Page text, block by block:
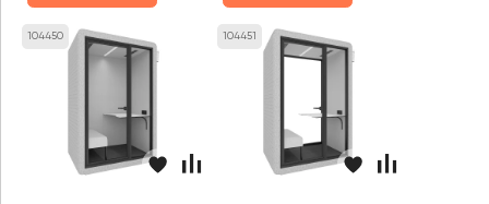
104450 104451